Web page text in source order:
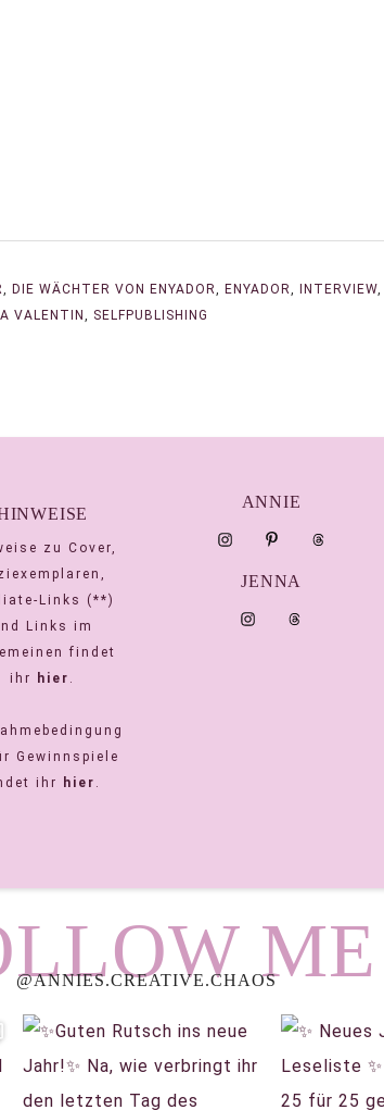
, DIE WÄCHTER VON ENYADOR, ENYADOR, INTERVIEW,
VALENTIN, SELFPUBLISHING
zu Cover,
Links (**)
Links im
findet
ihr
hier .
Gewinnspiele
ihr
hier .
ANNIE
JENNA
ME
@ANNIES.CREATIVE.CHAOS